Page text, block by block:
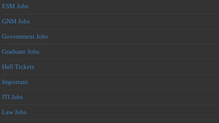
ESM Jobs
GNM Jobs
Government Jobs
Graduate Jobs
Hall Tickets
Important
ITI Jobs
Law Jobs